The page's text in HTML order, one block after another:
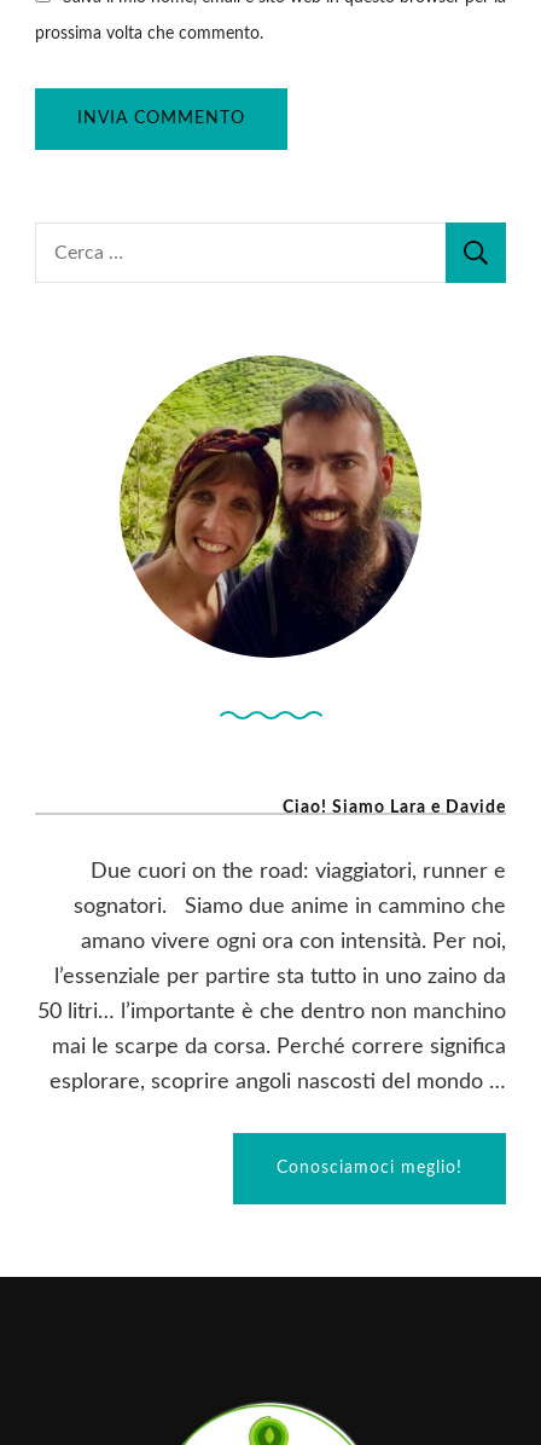
prossima volta che commento.
Ciao! Siamo Lara e Davide
Due cuori on the road: viaggiatori, runner e
sognatori. Siamo due anime in cammino che
amano vivere ogni ora con intensità. Per noi,
l’essenziale per partire sta tutto in uno zaino da
50 litri… l’importante è che dentro non manchino
mai le scarpe da corsa. Perché correre significa
esplorare, scoprire angoli nascosti del mondo …
Conosciamoci meglio!